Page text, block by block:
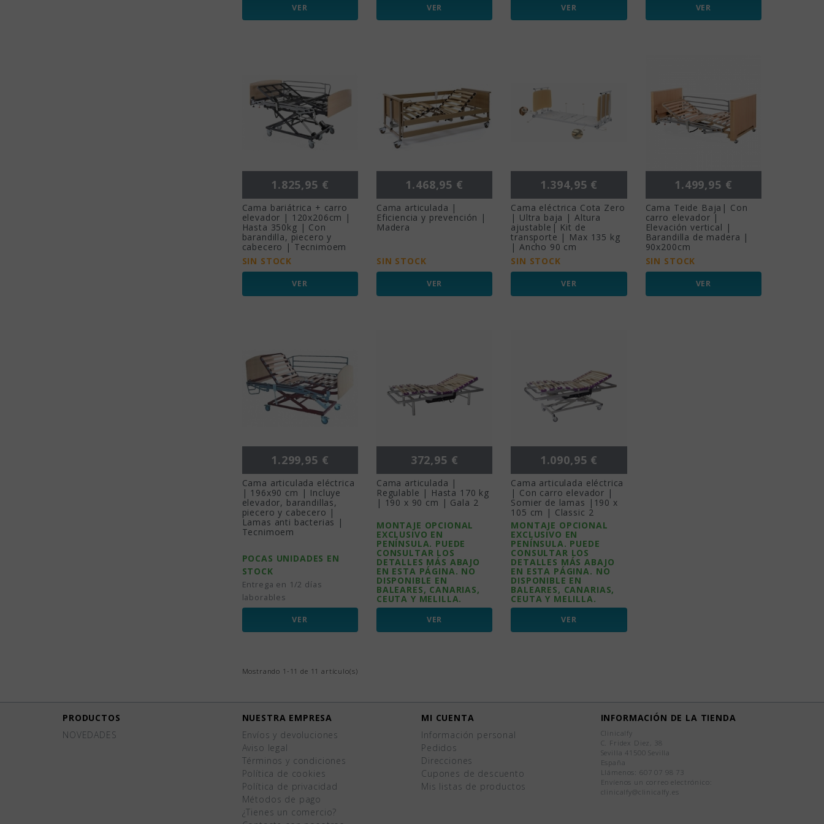
VER VER VER VER
Precio
1.825,95 €
Cama bariátrica + carro
elevador | 120x206cm |
Hasta 350kg | Con
barandilla, piecero y
cabecero | Tecnimoem
SIN STOCK
VER
Precio
1.468,95 €
Cama articulada |
Eficiencia y prevención |
Madera
SIN STOCK
VER
Precio
1.394,95 €
Cama eléctrica Cota Zero
| Ultra baja | Altura
ajustable| Kit de
transporte | Max 135 kg
| Ancho 90 cm
SIN STOCK
VER
Precio
1.499,95 €
Cama Teide Baja| Con
carro elevador |
Elevación vertical |
Barandilla de madera |
90x200cm
SIN STOCK
VER
Precio
1.299,95 €
Cama articulada eléctrica
| 196x90 cm | Incluye
elevador, barandillas,
piecero y cabecero |
Lamas anti bacterias |
Tecnimoem
POCAS UNIDADES EN
STOCK
Entrega en 1/2 días
laborables
VER
Precio
372,95 €
Cama articulada |
Regulable | Hasta 170 kg
| 190 x 90 cm | Gala 2
MONTAJE OPCIONAL
EXCLUSIVO EN
PENÍNSULA. PUEDE
CONSULTAR LOS
DETALLES MÁS ABAJO
EN ESTA PÁGINA. NO
DISPONIBLE EN
BALEARES, CANARIAS,
CEUTA Y MELILLA.
VER
Precio
1.090,95 €
Cama articulada eléctrica
| Con carro elevador |
Somier de lamas |190 x
105 cm | Classic 2
MONTAJE OPCIONAL
EXCLUSIVO EN
PENÍNSULA. PUEDE
CONSULTAR LOS
DETALLES MÁS ABAJO
EN ESTA PÁGINA. NO
DISPONIBLE EN
BALEARES, CANARIAS,
CEUTA Y MELILLA.
VER
Mostrando 1-11 de 11 artículo(s)
PRODUCTOS
NOVEDADES
NUESTRA EMPRESA
Envíos y devoluciones
Aviso legal
Términos y condiciones
Política de cookies
Política de privacidad
Métodos de pago
¿Tienes un comercio?
MI CUENTA
Información personal
Pedidos
Direcciones
Cupones de descuento
Mis listas de productos
INFORMACIÓN DE LA TIENDA
Clinicalfy
C. Fridex Diez, 38
Sevilla 41500 Sevilla
España
Llámenos: 607 07 98 73
Envíenos un correo electrónico:
clinicalfy@clinicalfy.es